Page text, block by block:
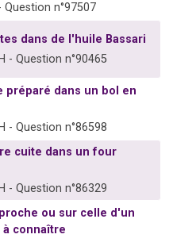
Question n°97507
dans de l'huile Bassari
- Question n°90465
préparé dans un bol en
- Question n°86598
cuite dans un four
- Question n°86329
ou sur celle d'un
à connaître